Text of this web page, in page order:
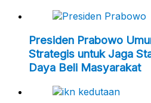
Presiden Prabowo
Strategis untuk Jaga
Daya Beli Masyarakat